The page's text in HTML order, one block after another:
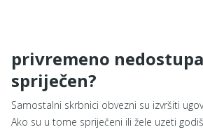
privremeno
spriječen?
Samostalni skrbnici obvezni su izvršiti
Ako su u tome spriječeni ili žele uzeti